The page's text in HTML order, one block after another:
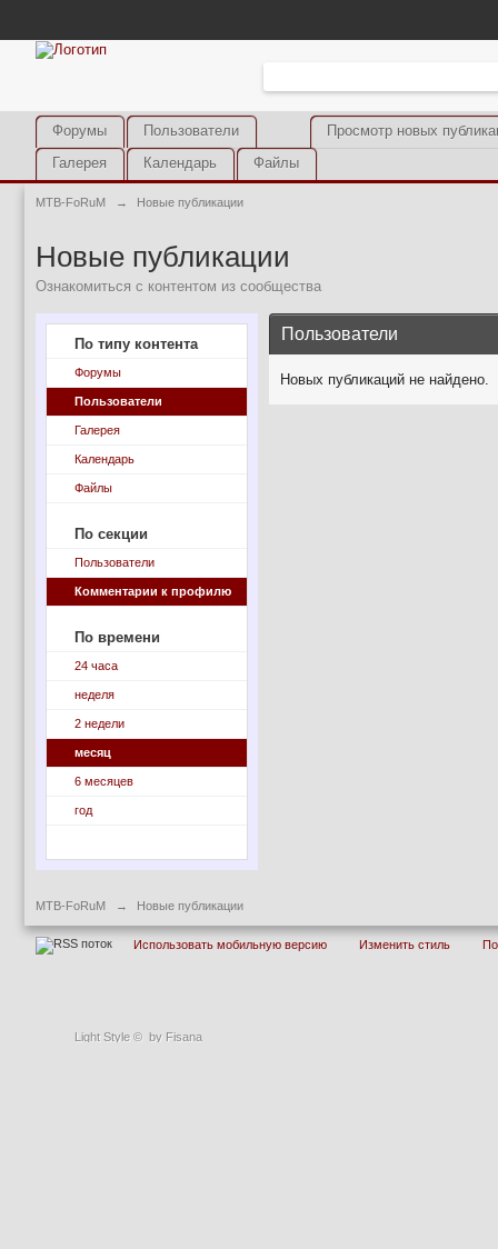
Light Style © by Fisana
Просмотр новых
Форумы
Пользователи
Галерея
Календарь Файлы
MTB-FoRuM → Новые публикации
Новые публикации
Ознакомиться с контентом из сообщества
По типу контента
Форумы
Пользователи
Галерея
Календарь
Файлы
По секции
Пользователи
Комментарии к профилю
По времени
24 часа
неделя
2 недели
месяц
6 месяцев
год
Пользователи
Новых публикаций не найдено.
MTB-FoRuM → Новые публикации
Использовать мобильную версию Изменить стиль